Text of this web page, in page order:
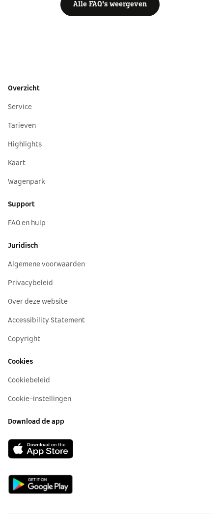
Alle FAQ's weergeven
Overzicht
Service
Tarieven
Highlights
Kaart
Wagenpark
Support
FAQ en hulp
Juridisch
Algemene voorwaarden
Privacybeleid
Over deze website
Accessibility Statement
Copyright
Cookies
Cookiebeleid
Cookie-instellingen
Download de app